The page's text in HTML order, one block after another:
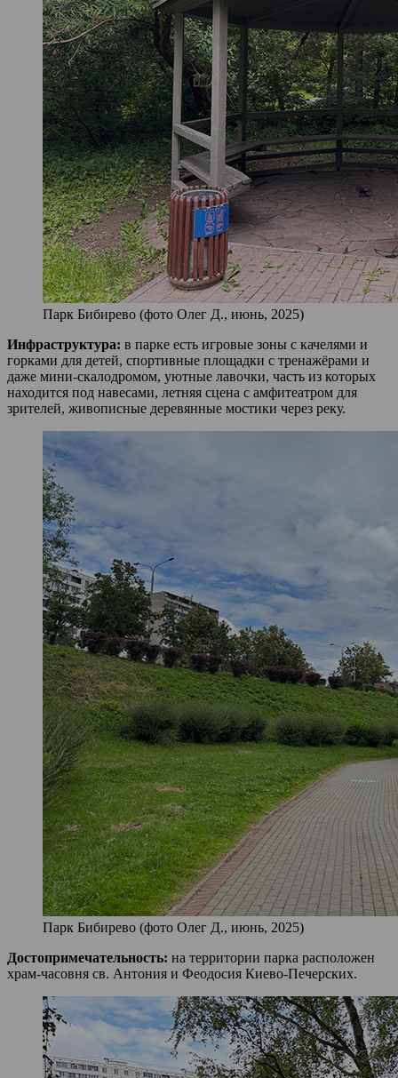
Парк Бибирево (фото Олег Д., июнь, 2025)
Инфраструктура: в парке есть игровые зоны с качелями и
горками для детей, спортивные площадки с тренажёрами и
даже мини-скалодромом, уютные лавочки, часть из которых
находится под навесами, летняя сцена с амфитеатром для
зрителей, живописные деревянные мостики через реку.
Парк Бибирево (фото Олег Д., июнь, 2025)
Достопримечательность: на территории парка расположен
храм-часовня св. Антония и Феодосия Киево-Печерских.